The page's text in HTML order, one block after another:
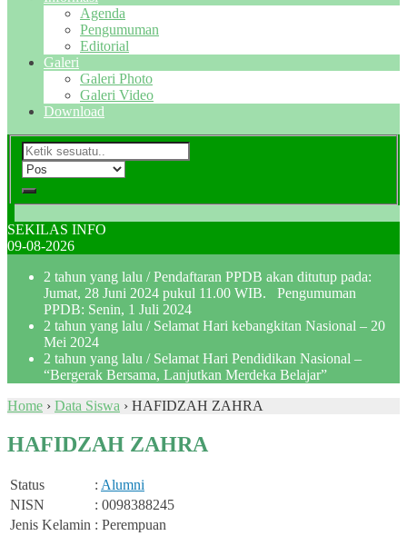
Agenda
Pengumuman
Editorial
Galeri
Galeri Photo
Galeri Video
Download
SEKILAS INFO
09-08-2026
2 tahun yang lalu / Pendaftaran PPDB akan ditutup pada:
Jumat, 28 Juni 2024 pukul 11.00 WIB. Pengumuman
PPDB: Senin, 1 Juli 2024
2 tahun yang lalu / Selamat Hari kebangkitan Nasional – 20
Mei 2024
2 tahun yang lalu / Selamat Hari Pendidikan Nasional –
“Bergerak Bersama, Lanjutkan Merdeka Belajar”
Home › Data Siswa › HAFIDZAH ZAHRA
HAFIDZAH ZAHRA
Status : Alumni
NISN
: 0098388245
Jenis Kelamin : Perempuan